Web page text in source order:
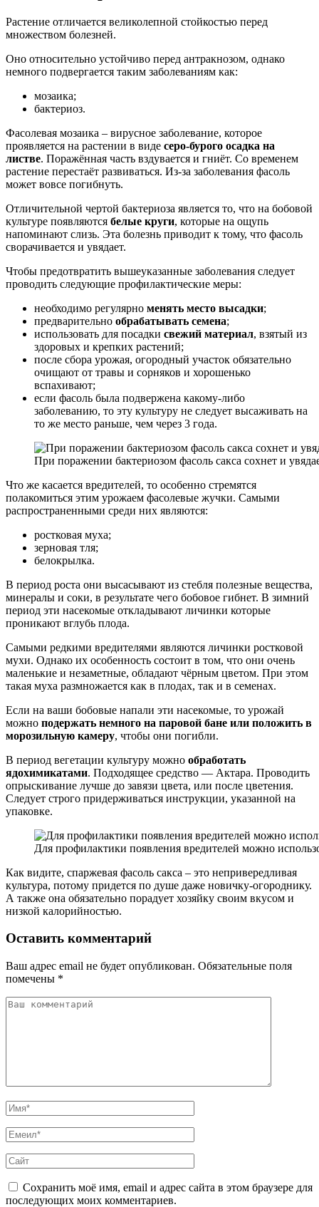
Растение отличается великолепной стойкостью перед
множеством болезней.
Оно относительно устойчиво перед антракнозом, однако
немного подвергается таким заболеваниям как:
мозаика;
бактериоз.
Фасолевая мозаика – вирусное заболевание, которое
проявляется на растении в виде серо-бурого осадка на
листве. Поражённая часть вздувается и гниёт. Со временем
растение перестаёт развиваться. Из-за заболевания фасоль
может вовсе погибнуть.
Отличительной чертой бактериоза является то, что на бобовой
культуре появляются белые круги, которые на ощупь
напоминают слизь. Эта болезнь приводит к тому, что фасоль
сворачивается и увядает.
Чтобы предотвратить вышеуказанные заболевания следует
проводить следующие профилактические меры:
необходимо регулярно менять место высадки;
предварительно обрабатывать семена;
использовать для посадки свежий материал, взятый из
здоровых и крепких растений;
после сбора урожая, огородный участок обязательно
очищают от травы и сорняков и хорошенько
вспахивают;
если фасоль была подвержена какому-либо
заболеванию, то эту культуру не следует высаживать на
то же место раньше, чем через 3 года.
При поражении бактериозом фасоль сакса сохнет и
Что же касается вредителей, то особенно стремятся
полакомиться этим урожаем фасолевые жучки. Самыми
распространенными среди них являются:
ростковая муха;
зерновая тля;
белокрылка.
В период роста они высасывают из стебля полезные вещества,
минералы и соки, в результате чего бобовое гибнет. В зимний
период эти насекомые откладывают личинки которые
проникают вглубь плода.
Самыми редкими вредителями являются личинки ростковой
мухи. Однако их особенность состоит в том, что они очень
маленькие и незаметные, обладают чёрным цветом. При этом
такая муха размножается как в плодах, так и в семенах.
Если на ваши бобовые напали эти насекомые, то урожай
можно подержать немного на паровой бане или положить в
морозильную камеру, чтобы они погибли.
В период вегетации культуру можно обработать
ядохимикатами. Подходящее средство — Актара. Проводить
опрыскивание лучше до завязи цвета, или после цветения.
Следует строго придерживаться инструкции, указанной на
упаковке.
Для профилактики появления вредителей можно
Как видите, спаржевая фасоль сакса – это непривередливая
культура, потому придется по душе даже новичку-огороднику.
А также она обязательно порадует хозяйку своим вкусом и
низкой калорийностью.
Оставить комментарий
Ваш адрес email не будет опубликован. Обязательные поля
помечены *
Сохранить моё имя, email и адрес сайта в этом браузере для
последующих моих комментариев.